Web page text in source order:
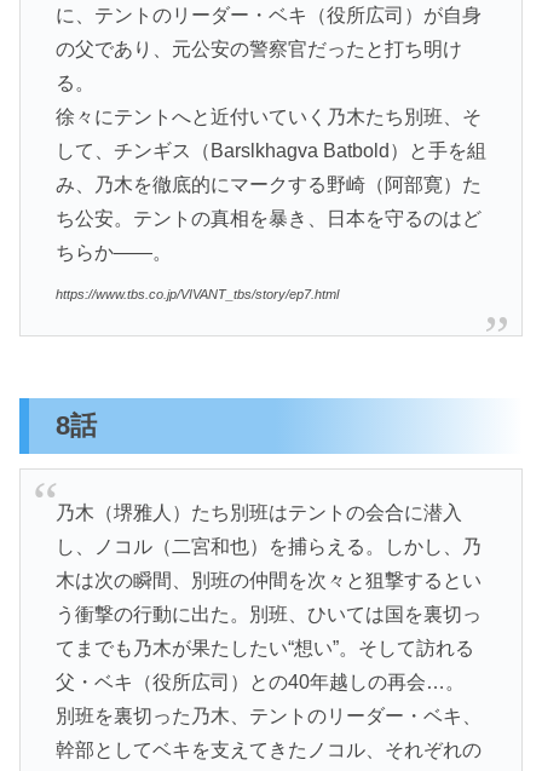
に、テントのリーダー・ベキ（役所広司）が自身
の父であり、元公安の警察官だったと打ち明け
る。
徐々にテントへと近付いていく乃木たち別班、そ
して、チンギス（Barslkhagva Batbold）と手を組
み、乃木を徹底的にマークする野崎（阿部寛）た
ち公安。テントの真相を暴き、日本を守るのはど
ちらか——。
https://www.tbs.co.jp/VIVANT_tbs/story/ep7.html
8話
乃木（堺雅人）たち別班はテントの会合に潜入
し、ノコル（二宮和也）を捕らえる。しかし、乃
木は次の瞬間、別班の仲間を次々と狙撃するとい
う衝撃の行動に出た。別班、ひいては国を裏切っ
てまでも乃木が果たしたい“想い”。そして訪れる
父・ベキ（役所広司）との40年越しの再会…。
別班を裏切った乃木、テントのリーダー・ベキ、
幹部としてベキを支えてきたノコル、それぞれの